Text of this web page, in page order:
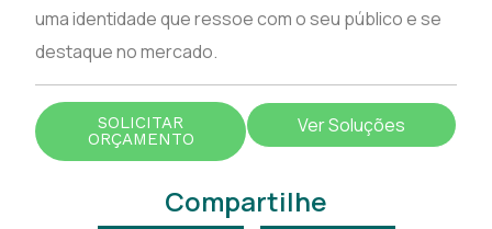
uma identidade que ressoe com o seu público e se
destaque no mercado.
SOLICITAR
ORÇAMENTO
Ver Soluções
Compartilhe